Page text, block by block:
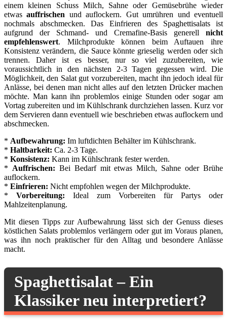
einem kleinen Schuss Milch, Sahne oder Gemüsebrühe wieder
etwasauffrischen und auflockern. Gut umrühren und eventuell
nochmals abschmecken. Das Einfrieren des Spaghettisalats ist
aufgrund der Schmand- und Cremafine-Basis generell nicht
empfehlenswert. Milchprodukte können beim Auftauen ihre
Konsistenz verändern, die Sauce könnte grieselig werden oder sich
trennen. Daher ist es besser, nur so viel zuzubereiten, wie
voraussichtlich in den nächsten 2-3 Tagen gegessen wird. Die
Möglichkeit, den Salat gut vorzubereiten, macht ihn jedoch ideal für
Anlässe, bei denen man nicht alles auf den letzten Drücker machen
möchte. Man kann ihn problemlos einige Stunden oder sogar am
Vortag zubereiten und im Kühlschrank durchziehen lassen. Kurz vor
dem Servieren dann eventuell wie beschrieben etwas auflockern und
abschmecken.
* Aufbewahrung: Im luftdichten Behälter im Kühlschrank.
* Haltbarkeit: Ca. 2-3 Tage.
* Konsistenz: Kann im Kühlschrank fester werden.
* Auffrischen: Bei Bedarf mit etwas Milch, Sahne oder Brühe
auflockern.
* Einfrieren: Nicht empfohlen wegen der Milchprodukte.
* Vorbereitung: Ideal zum Vorbereiten für Partys oder
Mahlzeitenplanung.
Mit diesen Tipps zur Aufbewahrung lässt sich der Genuss dieses
köstlichen Salats problemlos verlängern oder gut im Voraus planen,
was ihn noch praktischer für den Alltag und besondere Anlässe
macht.
Spaghettisalat – Ein
Klassiker neu interpretiert?